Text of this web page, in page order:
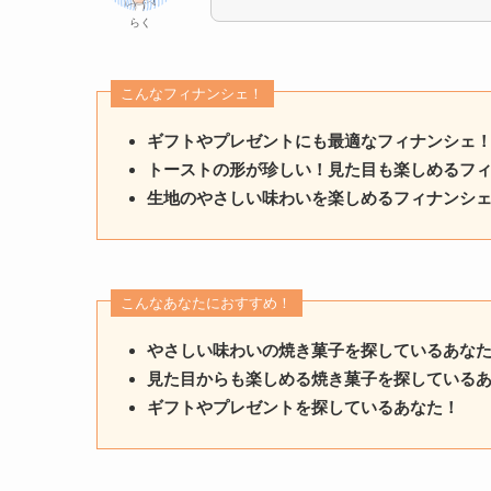
らく
こんなフィナンシェ！
ギフトやプレゼントにも最適なフィナンシェ！
トーストの形が珍しい！見た目も楽しめるフ
生地のやさしい味わいを楽しめるフィナンシェ
こんなあなたにおすすめ！
やさしい味わいの焼き菓子を探しているあなた
見た目からも楽しめる焼き菓子を探しているあ
ギフトやプレゼントを探しているあなた！